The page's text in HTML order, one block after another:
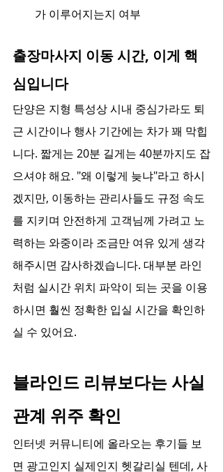
가 이루어지는지 여부
출장마사지 이동 시간, 이게 핵
심입니다
단양은 지형 특성상 시내 중심가라도 퇴
근 시간이나 행사 기간에는 차가 꽤 막힙
니다. 짧게는 20분 길게는 40분까지도 잡
으셔야 해요. "왜 이렇게 늦냐"라고 하시
겠지만, 이동하는 관리사들도 규정 속도
를 지키며 안전하게 고객님께 가려고 노
력하는 와중이라 조금만 여유 있게 생각
해주시면 감사하겠습니다. 대부분 라인
처럼 실시간 위치 파악이 되는 곳을 이용
하시면 훨씬 정확한 입실 시간을 확인하
실 수 있어요.
블라인드 리뷰보다는 사실
관계 위주 확인
인터넷 커뮤니티에 올라오는 후기들 보
면 광고인지 실제인지 헷갈리실 텐데, 사